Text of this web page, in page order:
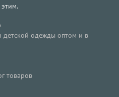
этим.
детской одежды оптом и в
товаров